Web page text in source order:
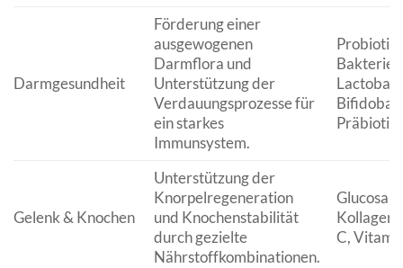
Darmgesundheit
Förderung einer
ausgewogenen
Darmflora und
Unterstützung der
Verdauungsprozesse für
ein starkes
Immunsystem.
Gelenk & Knochen
Unterstützung der
Knorpelregeneration
und Knochenstabilität
durch gezielte
Nährstoffkombinationen.
C,